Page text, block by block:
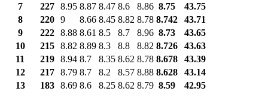
7
227 8.95 8.87 8.47 8.6 8.86 8.75
43.75
8
220 9 8.66 8.45 8.82 8.78 8.742
43.71
9
222 8.88 8.61 8.5 8.7 8.96 8.73
43.65
10
215 8.82 8.89 8.3 8.8 8.82 8.726
43.63
11
219 8.94 8.7 8.35 8.62 8.78 8.678
43.39
12
217 8.79 8.7 8.2 8.57 8.88 8.628
43.14
13
183 8.69 8.6 8.25 8.62 8.79 8.59 42.95